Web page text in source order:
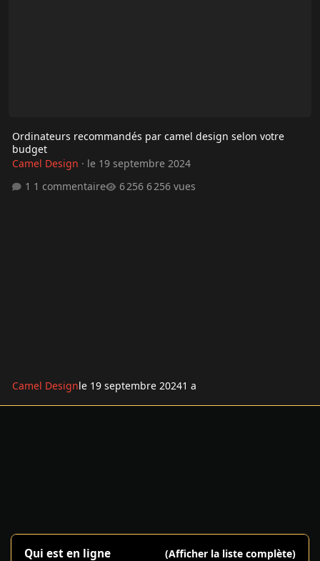
Ordinateurs recommandés par camel design selon votre
budget
Camel Design · le 19 septembre 2024
1 commentaire
6 256 vues
Camel Designle 19 septembre 20241 a
Qui est en ligne (Afficher la liste complète)